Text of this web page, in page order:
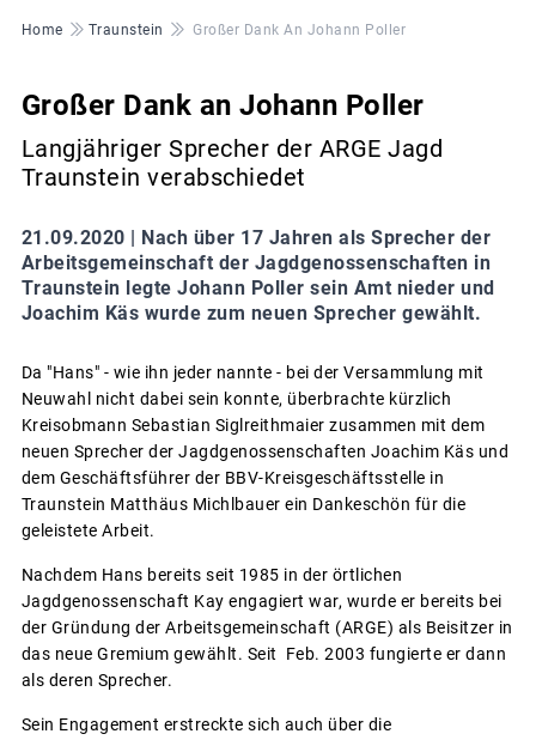
Pfadnavigation
Home Traunstein Großer Dank An Johann Poller
Großer Dank an Johann Poller
Langjähriger Sprecher der ARGE Jagd
Traunstein verabschiedet
21.09.2020 |
Nach über 17 Jahren als Sprecher der
Arbeitsgemeinschaft der Jagdgenossenschaften in
Traunstein legte Johann Poller sein Amt nieder und
Joachim Käs wurde zum neuen Sprecher gewählt.
Da "Hans" - wie ihn jeder nannte - bei der Versammlung mit
Neuwahl nicht dabei sein konnte, überbrachte kürzlich
Kreisobmann Sebastian Siglreithmaier zusammen mit dem
neuen Sprecher der Jagdgenossenschaften Joachim Käs und
dem Geschäftsführer der BBV-Kreisgeschäftsstelle in
Traunstein Matthäus Michlbauer ein Dankeschön für die
geleistete Arbeit.
Nachdem Hans bereits seit 1985 in der örtlichen
Jagdgenossenschaft Kay engagiert war, wurde er bereits bei
der Gründung der Arbeitsgemeinschaft (ARGE) als Beisitzer in
das neue Gremium gewählt. Seit Feb. 2003 fungierte er dann
als deren Sprecher.
Sein Engagement erstreckte sich auch über die